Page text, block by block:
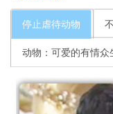
停止虐待动物
动物：可爱的有情众